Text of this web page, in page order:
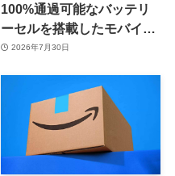
100%通過可能なバッテリ
ーセルを搭載したモバイル
バッテリー｢Anker Nano
Plus)｣の一般販売を開始
2026年7月30日